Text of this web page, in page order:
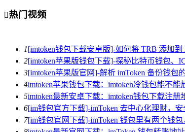
热门视频
1[imtoken钱包下载安卓版]-如何将 TRB 添加到
2[imtoken苹果版钱包下载]-探秘比特币钱包、
3[imtoken苹果版官网]-解析 imToken 备份钱包
4imtoken苹果钱包下载：imtoken冷钱包能不
5imtoken最新安卓下载：imtoken钱包下载注册
6[im钱包官方下载]-imToken 去中心化理财，
7[im钱包官网下载]-imToken 钱包里有两个钱包